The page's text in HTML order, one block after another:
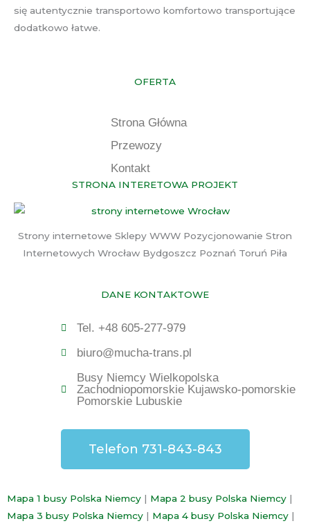
się autentycznie transportowo komfortowo transportujące
dodatkowo łatwe.
OFERTA
Strona Główna
Przewozy
Kontakt
STRONA INTERETOWA PROJEKT
Strony internetowe Sklepy WWW Pozycjonowanie Stron
Internetowych Wrocław Bydgoszcz Poznań Toruń Piła
DANE KONTAKTOWE
Tel. +48 605-277-979
biuro@mucha-trans.pl
Busy Niemcy Wielkopolska
Zachodniopomorskie Kujawsko-pomorskie
Pomorskie Lubuskie
Telefon 731-843-843
Mapa 1 busy Polska Niemcy | Mapa 2 busy Polska Niemcy |
Mapa 3 busy Polska Niemcy | Mapa 4 busy Polska Niemcy |